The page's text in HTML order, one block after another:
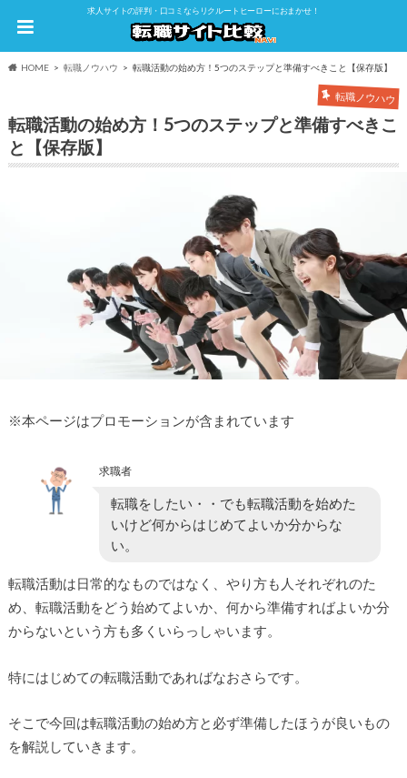
求人サイトの評判・口コミならリクルートヒーローにおまかせ！
HOME 転職ノウハウ 転職活動の始め方！5つのステップと準備すべきこと【保存版】
転職ノウハウ
転職活動の始め方！5つのステップと準備すべきこ
と【保存版】
※本ページはプロモーションが含まれています
求職者
転職をしたい・・でも転職活動を始めた
いけど何からはじめてよいか分からな
い。
転職活動は日常的なものではなく、やり方も人それぞれのた
め、転職活動をどう始めてよいか、何から準備すればよいか分
からないという方も多くいらっしゃいます。
特にはじめての転職活動であればなおさらです。
そこで今回は転職活動の始め方と必ず準備したほうが良いもの
を解説していきます。